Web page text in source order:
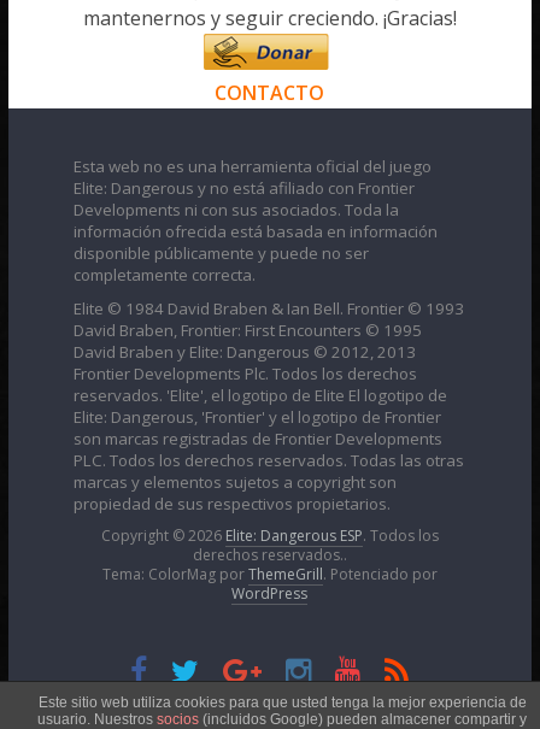
mantenernos y seguir creciendo. ¡Gracias!
CONTACTO
Esta web no es una herramienta oficial del juego
Elite: Dangerous y no está afiliado con Frontier
Developments ni con sus asociados. Toda la
información ofrecida está basada en información
disponible públicamente y puede no ser
completamente correcta.
Elite © 1984 David Braben & Ian Bell. Frontier © 1993
David Braben, Frontier: First Encounters © 1995
David Braben y Elite: Dangerous © 2012, 2013
Frontier Developments Plc. Todos los derechos
reservados. 'Elite', el logotipo de Elite El logotipo de
Elite: Dangerous, 'Frontier' y el logotipo de Frontier
son marcas registradas de Frontier Developments
PLC. Todos los derechos reservados. Todas las otras
marcas y elementos sujetos a copyright son
propiedad de sus respectivos propietarios.
Copyright © 2026 Elite: Dangerous ESP . Todos los
derechos reservados..
Tema: ColorMag porThemeGrill . Potenciado por
WordPress
Esta obra está bajo unaLicencia Creative Commons
Este sitio web utiliza cookies para que usted tenga la mejor experiencia de
usuario. Nuestros socios (incluidos Google) pueden almacener compartir y